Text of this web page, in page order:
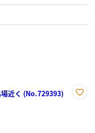
近く (No.729393)